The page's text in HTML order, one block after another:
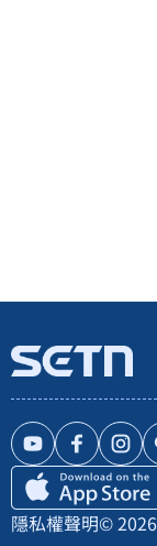
隱私權聲明© 2026